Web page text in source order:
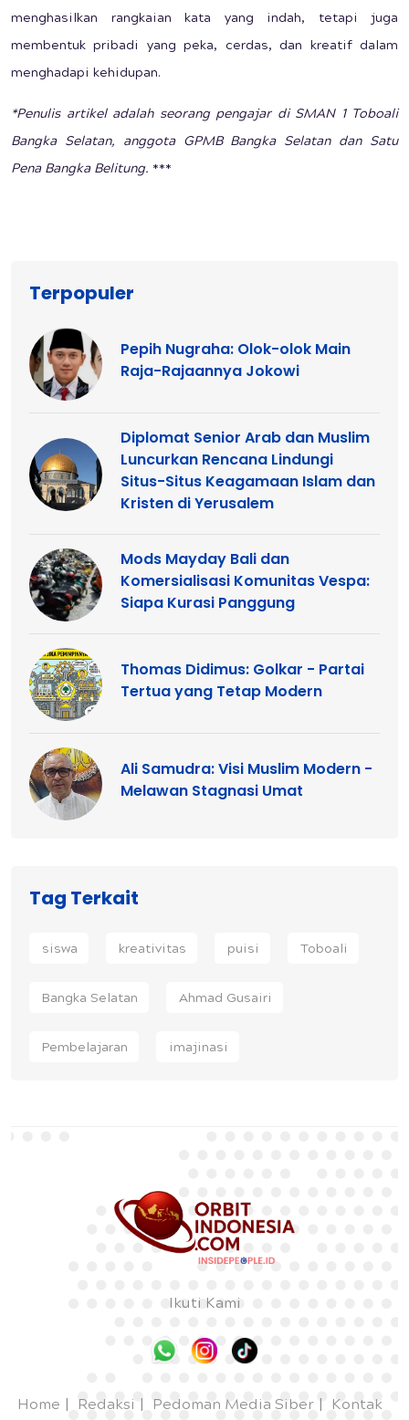
menghasilkan rangkaian kata yang indah, tetapi juga
membentuk pribadi yang peka, cerdas, dan kreatif dalam
menghadapi kehidupan.
*Penulis artikel adalah seorang pengajar di SMAN 1 Toboali
Bangka Selatan, anggota GPMB Bangka Selatan dan Satu
Pena Bangka Belitung. ***
Terpopuler
Pepih Nugraha: Olok-olok Main
Raja-Rajaannya Jokowi
Diplomat Senior Arab dan Muslim
Luncurkan Rencana Lindungi
Situs-Situs Keagamaan Islam dan
Kristen di Yerusalem
Mods Mayday Bali dan
Komersialisasi Komunitas Vespa:
Siapa Kurasi Panggung
Thomas Didimus: Golkar - Partai
Tertua yang Tetap Modern
Ali Samudra: Visi Muslim Modern -
Melawan Stagnasi Umat
Tag Terkait
siswa kreativitas puisi Toboali
Bangka Selatan Ahmad Gusairi
Pembelajaran imajinasi
Ikuti Kami
Home Redaksi Pedoman Media Siber Kontak